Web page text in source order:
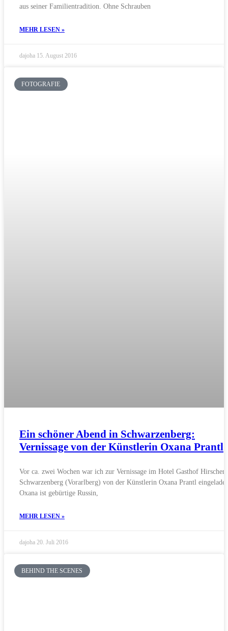
aus seiner Familientradition. Ohne Schrauben
MEHR LESEN »
dajoha 15. August 2016
FOTOGRAFIE
Ein schöner Abend in Schwarzenberg:
Vernissage von der Künstlerin Oxana Prantl
Vor ca. zwei Wochen war ich zur Vernissage im Hotel Gasthof Hirschen
Schwarzenberg (Vorarlberg) von der Künstlerin Oxana Prantl
Oxana ist gebürtige Russin,
MEHR LESEN »
dajoha 20. Juli 2016
BEHIND THE SCENES